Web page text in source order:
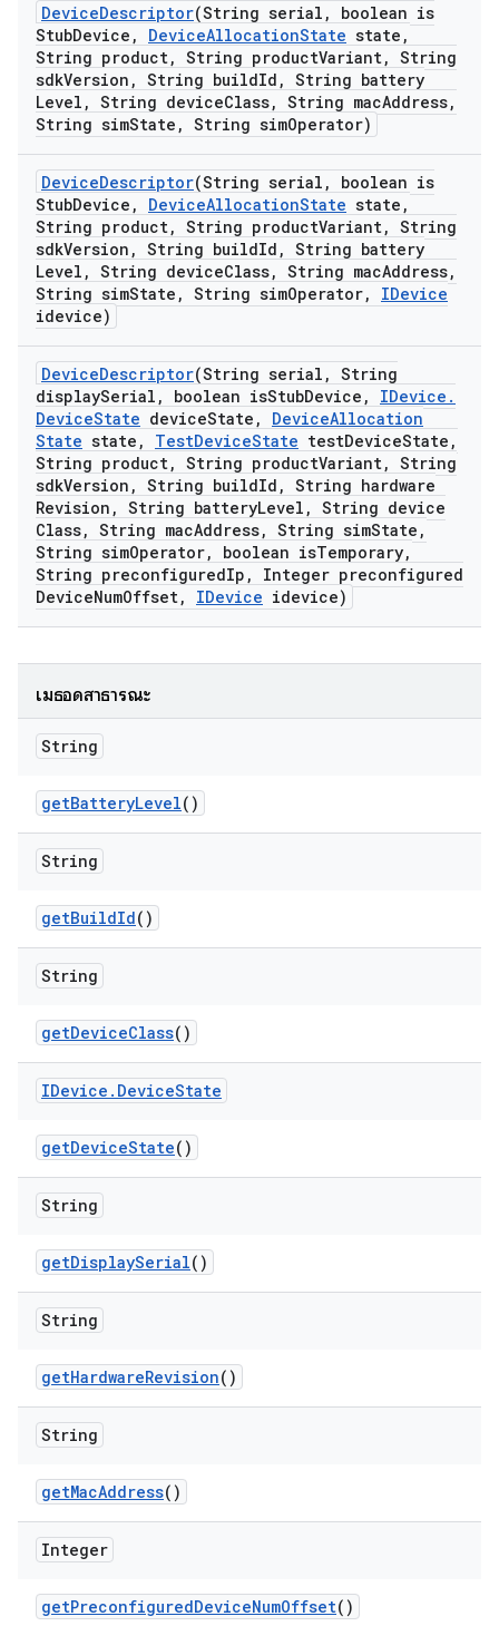
DeviceDescriptor(String serial ,
boolean is
StubDevice , DeviceAllocationState state ,
String product, String productVariant, String
sdkVersion , String buildId , String battery
Level , String deviceClass, String macAddress,
String simState , String simOperator)
DeviceDescriptor(String serial ,
boolean is
StubDevice , DeviceAllocationState state ,
String product, String productVariant, String
sdkVersion , String buildId , String battery
Level , String deviceClass, String macAddress,
String simState , String simOperator,
IDevice
idevice)
DeviceDescriptor(String serial , String
displaySerial , boolean isStubDevice , IDevice .
DeviceState deviceState , DeviceAllocation
State state , TestDeviceState testDeviceState ,
String product, String productVariant, String
sdkVersion , String buildId , String hardware
Revision , String batteryLevel , String device
Class, String macAddress, String simState ,
String simOperator, boolean isTemporary,
String preconfiguredIp ,
Integer preconfigured
DeviceNumOffset, IDevice idevice)
เมธอดสาธารณะ
String
getBatteryLevel()
String
getBuildId()
String
getDeviceClass()
IDevice . DeviceState
getDeviceState()
String
getDisplaySerial()
String
getHardwareRevision()
String
getMacAddress()
Integer
getPreconfiguredDeviceNumOffset()